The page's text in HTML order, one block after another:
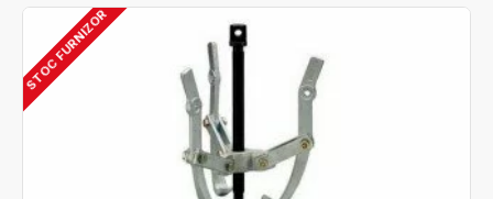
STOC FURNIZOR